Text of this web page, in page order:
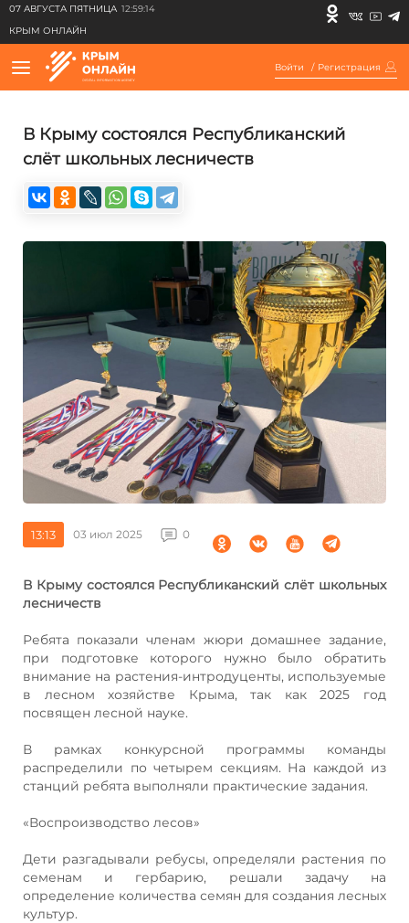
07 АВГУСТА ПЯТНИЦА 12:59:14
КРЫМ ОНЛАЙН
Войти / Регистрация
В Крыму состоялся Республиканский
слёт школьных лесничеств
13:13 03 июл 2025 0
В Крыму состоялся Республиканский слёт школьных
лесничеств
Ребята показали членам жюри домашнее задание,
при подготовке которого нужно было обратить
внимание на растения-интродуценты, используемые
в лесном хозяйстве Крыма, так как 2025 год
посвящен лесной науке.
В рамках конкурсной программы команды
распределили по четырем секциям. На каждой из
станций ребята выполняли практические задания.
«Воспроизводство лесов»
Дети разгадывали ребусы, определяли растения по
семенам и гербарию, решали задачу на
определение количества семян для создания лесных
культур.